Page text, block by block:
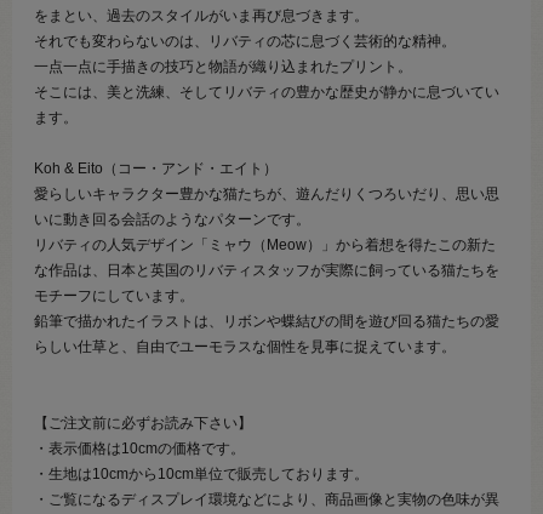
をまとい、過去のスタイルがいま再び息づきます。
それでも変わらないのは、リバティの芯に息づく芸術的な精神。
一点一点に手描きの技巧と物語が織り込まれたプリント。
そこには、美と洗練、そしてリバティの豊かな歴史が静かに息づいてい
ます。
Koh & Eito（コー・アンド・エイト）
愛らしいキャラクター豊かな猫たちが、遊んだりくつろいだり、思い思
いに動き回る会話のようなパターンです。
リバティの人気デザイン「ミャウ（Meow）」から着想を得たこの新た
な作品は、日本と英国のリバティスタッフが実際に飼っている猫たちを
モチーフにしています。
鉛筆で描かれたイラストは、リボンや蝶結びの間を遊び回る猫たちの愛
らしい仕草と、自由でユーモラスな個性を見事に捉えています。
【ご注文前に必ずお読み下さい】
・表示価格は10cmの価格です。
・生地は10cmから10cm単位で販売しております。
・ご覧になるディスプレイ環境などにより、商品画像と実物の色味が異